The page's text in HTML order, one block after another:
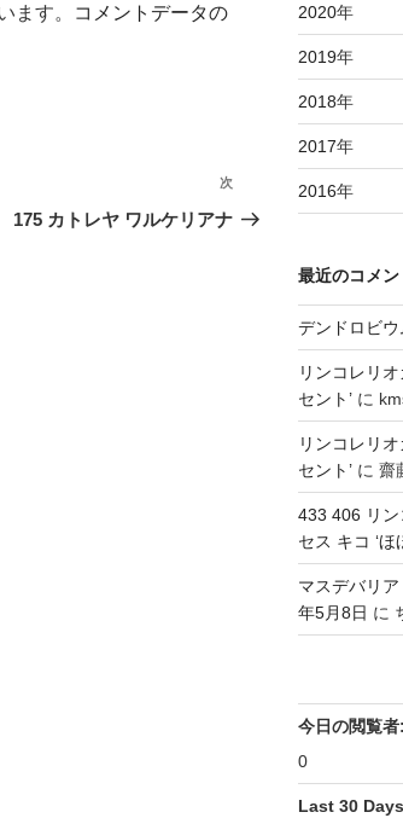
ます。
コメントデータの
次
の
次
175 カトレヤ ワルケリアナ
2020年
2019年
2018年
2017年
2016年
最近のコメン
デンドロビ
リンコレリ
セント’に
リンコレリ
セント’に 齋
433 406 リン
セス キコ ‘ほ
マスデバリ
年5月8日 に
今日の閲覧者:
0
Last 30